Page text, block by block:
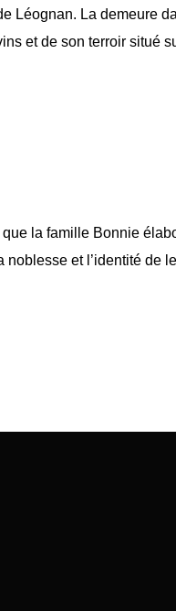
Léognan. La demeure
et de son terroir situé
la famille Bonnie
et l’identité de